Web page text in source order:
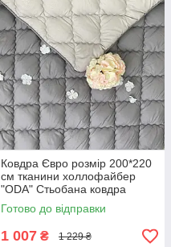
Ковдра Євро розмір 200*220
см тканини холлофайбер
"ODA" Стьобана ковдра
Готово до відправки
1 007 ₴ 1 229 ₴